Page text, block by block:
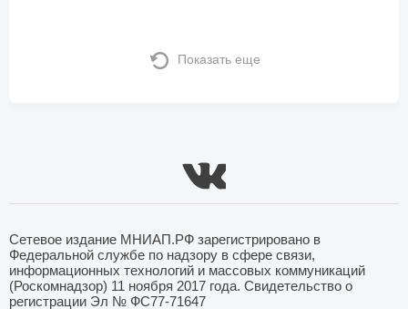
Показать еще
Сетевое издание МНИАП.РФ зарегистрировано в
Федеральной службе по надзору в сфере связи,
информационных технологий и массовых коммуникаций
(Роскомнадзор) 11 ноября 2017 года. Свидетельство о
регистрации Эл № ФС77-71647